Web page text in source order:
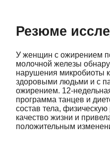
Резюме
У женщин с ожирением
молочной железы
нарушения микробиоты
здоровыми людьми и с
ожирением.
программа танцев и
состав тела, физическую
качество жизни и
положительным